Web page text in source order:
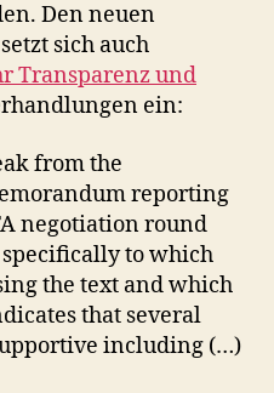
Den neuen
sich auch
Transparenz und
ein:
from the
reporting
negotiation round
to which
the text and which
that several
including (…)